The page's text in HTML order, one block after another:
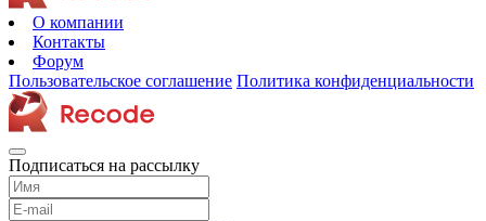
О компании
Контакты
Форум
Пользовательское соглашение Политика конфиденциальности
Подписаться на рассылку